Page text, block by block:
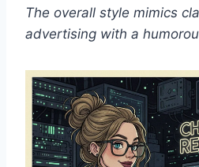
The overall style mimics
advertising with a